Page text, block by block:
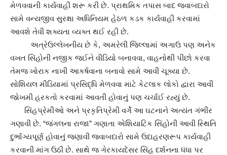
મેળવવાની કાર્યવાહી શરૂ કરી છે. પ્રાથમિક તપાસ બાદ જવાબદારો
સામે વન્યજીવ સુરક્ષા અધિનિયમ હેઠળ કડક કાર્યવાહી કરવામાં
આવશે તેવી શક્યતા વ્યક્ત થઈ રહી છે.
અત્રેઉલ્લેખનીય છે કે, અમરેલી જિલ્લામાં અગાઉ પણ અનેક
વખત સિંહોની નજીક જઈને વીડિયો બનાવવા, વાહનોથી પીછો કરવા
તેમજ ખોરાક નાખી આકર્ષવાના બનાવો સામે આવી ચૂક્યા છે.
સોશિયલ મીડિયામાં પ્રસિદ્ધિ મેળવવા માટે કેટલાક લોકો દ્વારા આવી
જોખમી હરકતો કરવામાં આવતી હોવાનું પણ ચર્ચાઈ રહ્યું છે.
સિંહપ્રેમીઓ અને પ્રકૃતિપ્રેમી વર્ગે આ ઘટનાને અત્યંત ગંભીર
ગણાવી છે. “જંગલના રાજા” ગણાતા એશિયાટિક સિંહોની આવી સ્થિતિ
દુર્ભાગ્યપૂર્ણ હોવાનું જણાવી જવાબદારો સામે ઉદાહરણરૂપ કાર્યવાહી
કરવાની માંગ ઉઠી છે. સાથે જ ગેરકાયદેસર સિંહ દર્શનના ધંધા પર